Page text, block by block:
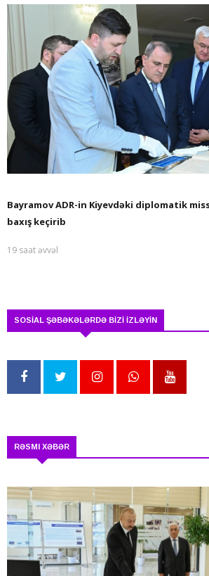
Bayramov ADR-in Kiyevdəki diplomatik
baxış keçirib
19 saat əvvəl
SOSİAL ŞƏBƏKƏLƏRDƏ BİZİ İZLƏYİN
RƏSMI XƏBƏR